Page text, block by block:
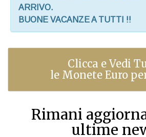
ARRIVO.
BUONE VACANZE A TUTTI !!
Clicca e Vedi
le Monete Euro
Rimani
ultime